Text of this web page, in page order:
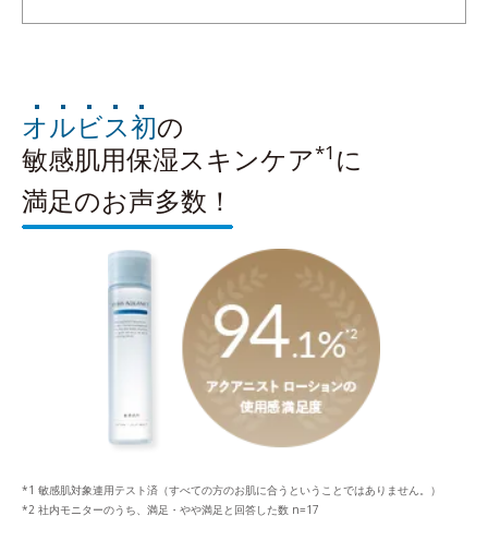
オルビス初の
敏感肌用保湿スキンケア*1 に
満足のお声多数！
*1 敏感肌対象連用テスト済（すべての方のお肌に合うということではありません。）
*2 社内モニターのうち、満足・やや満足と回答した数 n=17